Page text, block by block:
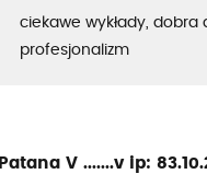
ciekawe wykłady, dobra
profesjonalizm
Patana V .......v ip: